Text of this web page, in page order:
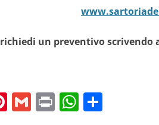
richiedi un preventivo scrivendo
Pi G Pr W